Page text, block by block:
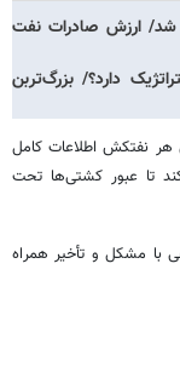
شد/ ارزش صادرات نفت
دارد؟/ بزرگ‌تربن
هر نفتکش اطلاعات کامل
تا عبور کشتی‌ها تحت
با مشکل و تأخیر همراه